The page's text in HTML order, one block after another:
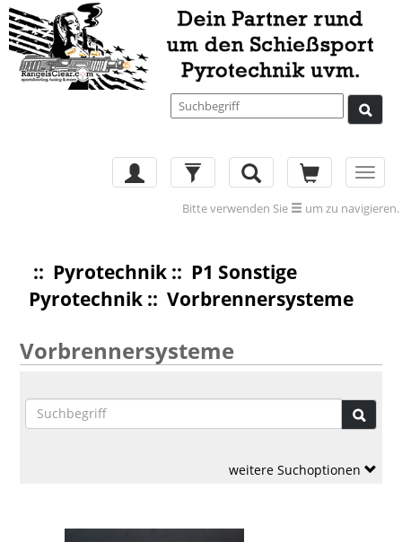
Bitte verwenden Sie um zu navigieren.
:: Pyrotechnik :: P1 Sonstige
Pyrotechnik :: Vorbrennersysteme
Vorbrennersysteme
weitere Suchoptionen